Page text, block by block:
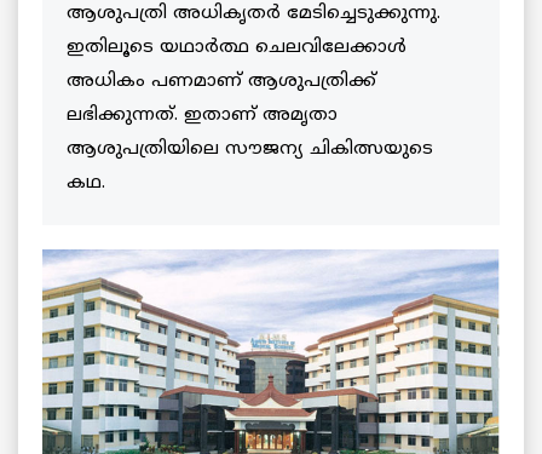
ആശുപത്രി അധികൃതര്‍ മേടിച്ചെടുക്കുന്നു.
ഇതിലൂടെ യഥാര്‍ത്ഥ ചെലവിലേക്കാള്‍
അധികം പണമാണ് ആശുപത്രിക്ക്
ലഭിക്കുന്നത്. ഇതാണ് അമൃതാ
ആശുപത്രിയിലെ സൗജന്യ ചികിത്സയുടെ
കഥ.